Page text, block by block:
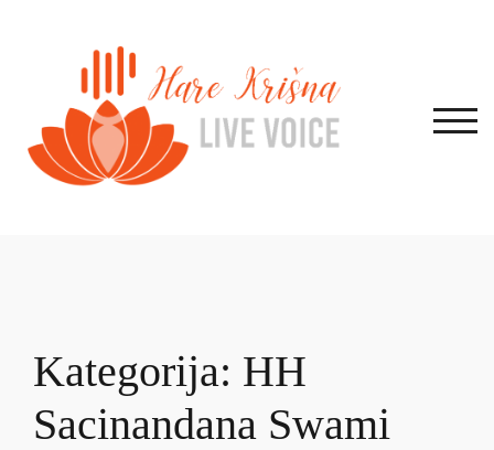
Kategorija: HH
Sacinandana Swami